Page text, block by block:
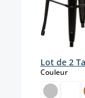
Lot de 2
Couleurselect